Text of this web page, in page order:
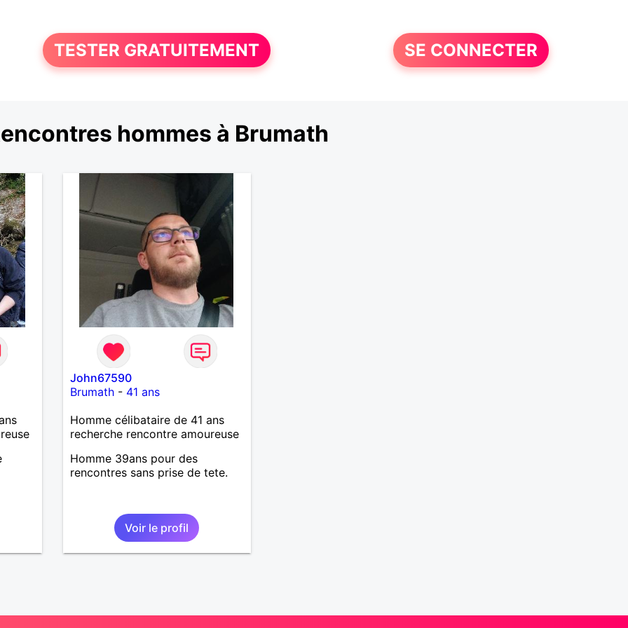
TESTER GRATUITEMENT SE CONNECTER
hommes à Brumath
John67590
Brumath- 41 ans
Homme célibataire de 41 ans
recherche rencontre amoureuse
Homme 39ans pour des
rencontres sans prise de tete.
Voir le profil